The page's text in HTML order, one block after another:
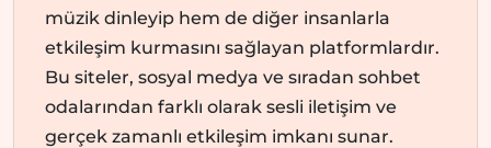
müzik dinleyip hem de diğer insanlarla
etkileşim kurmasını sağlayan platformlardır.
Bu siteler, sosyal medya ve sıradan sohbet
odalarından farklı olarak sesli iletişim ve
gerçek zamanlı etkileşim imkanı sunar.